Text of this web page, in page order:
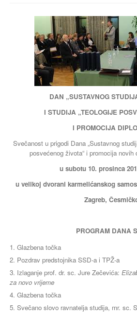
DAN „SUSTAVNOG
I STUDIJA „TEOLOGIJE
I PROMOCIJA
Svečanost u prigodi Dana „Sustavnog
posvećenog života“ i promocija
u subotu 10. prosinca
u velikoj dvorani karmelićanskog
Zagreb,
PROGRAM DANA
Glazbena točka
Pozdrav predstojnika SSD-a i TPŽ-a
Izlaganje prof. dr. sc. Jure Zečevića:
za novo vrijeme
Glazbena točka
Svečano slovo ravnatelja studija, mr. sc.